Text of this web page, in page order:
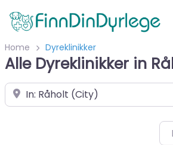
Home Dyreklinikker
Alle Dyreklinikker in
Velg by/sted